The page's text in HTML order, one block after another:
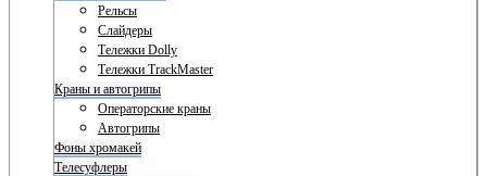
Рельсы
Слайдеры
Тележки Dolly
Тележки TrackMaster
Краны и автогрипы
Операторские краны
Автогрипы
Фоны хромакей
Телесуфлеры